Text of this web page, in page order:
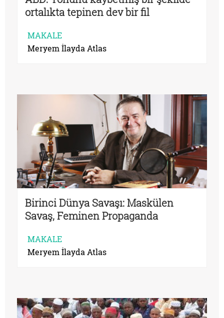
ortalıkta tepinen dev bir fil
MAKALE
Meryem İlayda Atlas
Birinci Dünya Savaşı: Maskülen
Savaş, Feminen Propaganda
MAKALE
Meryem İlayda Atlas